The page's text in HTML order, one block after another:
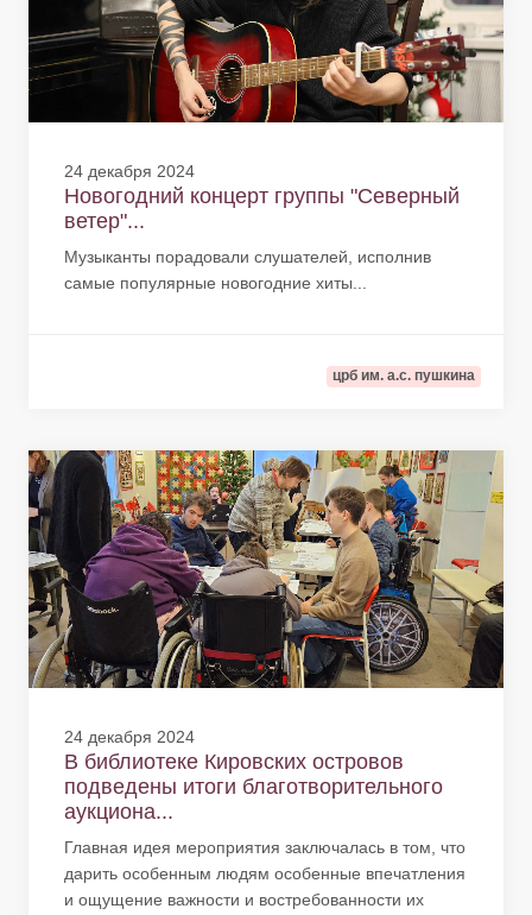
24 декабря 2024
Новогодний концерт группы "Северный
ветер"...
Музыканты порадовали слушателей, исполнив
самые популярные новогодние хиты...
црб им. а.с. пушкина
24 декабря 2024
В библиотеке Кировских островов
подведены итоги благотворительного
аукциона...
Главная идея мероприятия заключалась в том, что
дарить особенным людям особенные впечатления
и ощущение важности и востребованности их